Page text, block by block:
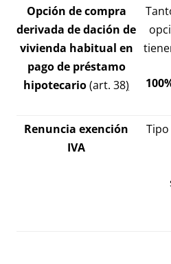
Opción de compra
derivada de dación de
vivienda habitual en
pago de préstamo
hipotecario(art. 38)
Renuncia exención
IVA